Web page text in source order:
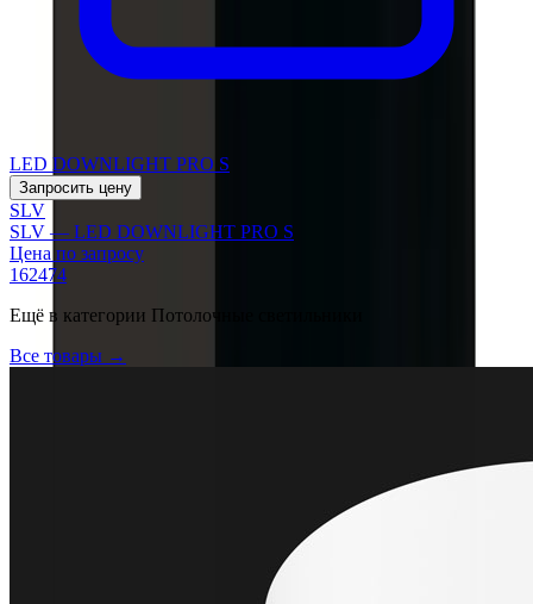
LED DOWNLIGHT PRO S
Запросить цену
SLV
SLV — LED DOWNLIGHT PRO S
Цена по запросу
162474
Ещё в категории Потолочные светильники
Все товары →